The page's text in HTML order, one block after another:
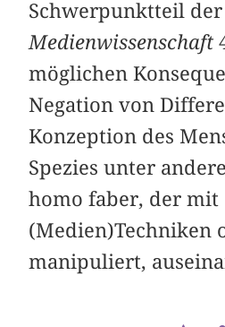
Schwerpunktteil
Medienwissenschaft
möglichen
Negation von
Konzeption des
Spezies unter
homo faber, der mit
(Medien)Techniken
manipuliert,